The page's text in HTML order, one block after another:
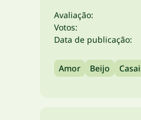
Avaliação:
Votos:
Data de publicação:
Amor Beijo